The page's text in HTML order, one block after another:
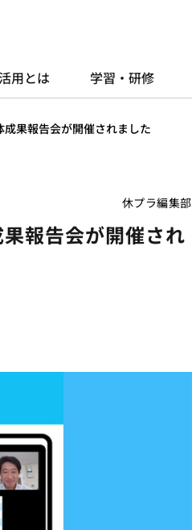
用とは 学習・研修
成果報告会が開催されました
休プラ編集部
報告会が開催され